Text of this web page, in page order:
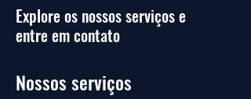
Explore os nossos serviços e
entre em contato
Nossos serviços